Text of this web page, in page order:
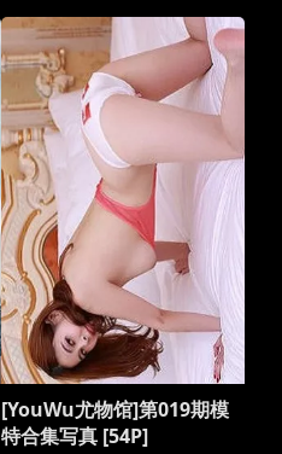
[YouWu尤物馆]第019期模
特合集写真 [54P]